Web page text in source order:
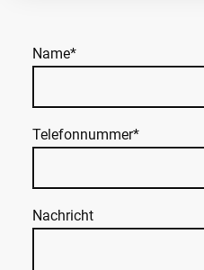
Name*
Telefonnummer*
Nachricht